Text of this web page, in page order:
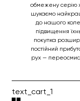
обмежену серію
шукаємо
до нашого
підвищення
покупка
постійний
рух —
text_cart_1